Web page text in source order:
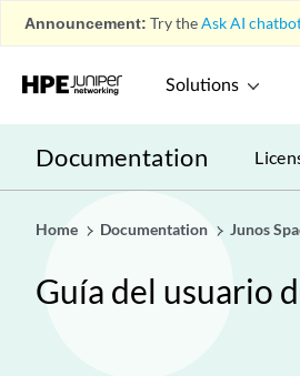
Announcement: Try theAsk AI
Solutions
Documentation
Home Documentation Junos
Guía del usuario
play_arrow Configurar
play_arrow
Política de firewall: políticas
políticas de firewall
Descripción general de
pedidos de políticas
firewall